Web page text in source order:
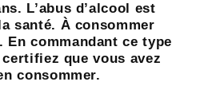
L’abus d’alcool est
santé. À consommer
En commandant ce type
que vous avez
consommer.